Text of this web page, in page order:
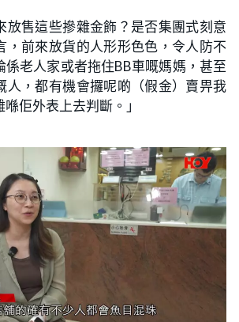
放售這些摻雜金飾？是否集團式刻意
，前來放貨的人形形色色，令人防不
係老人家或者拖住BB車嘅媽媽，甚至
人，都有機會攞呢啲（假金）賣畀我
佢外表上去判斷。」